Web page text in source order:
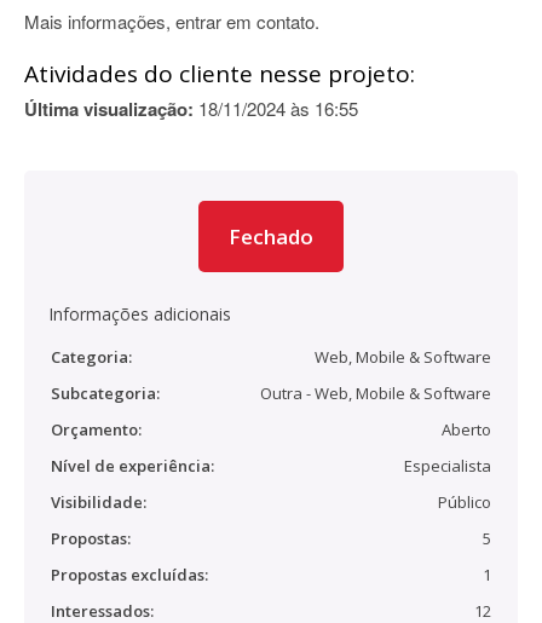
Mais informações, entrar em contato.
Atividades do cliente nesse projeto:
Última visualização: 18/11/2024 às 16:55
Fechado
Informações adicionais
Categoria:
Web, Mobile & Software
Subcategoria:
Outra - Web, Mobile & Software
Orçamento:
Aberto
Nível de experiência:
Especialista
Visibilidade:
Público
Propostas:
5
Propostas excluídas:
1
Interessados:
12